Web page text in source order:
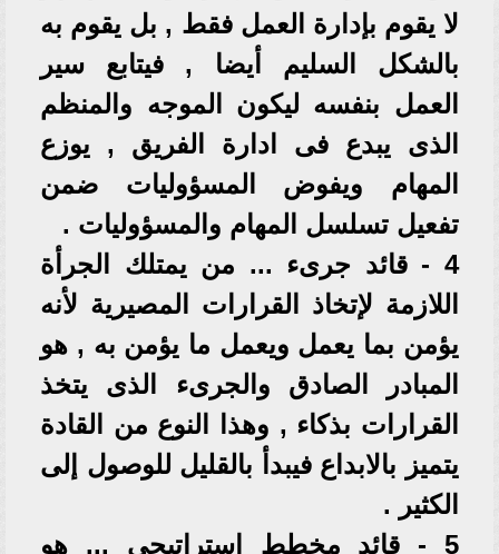
لا يقوم بإدارة العمل فقط , بل يقوم به
بالشكل السليم أيضا , فيتابع سير
العمل بنفسه ليكون الموجه والمنظم
الذى يبدع فى ادارة الفريق , يوزع
المهام ويفوض المسؤوليات ضمن
تفعيل تسلسل المهام والمسؤوليات .
4 - قائد جرىء ... من يمتلك الجرأة
اللازمة لإتخاذ القرارات المصيرية لأنه
يؤمن بما يعمل ويعمل ما يؤمن به , هو
المبادر الصادق والجرىء الذى يتخذ
القرارات بذكاء , وهذا النوع من القادة
يتميز بالابداع فيبدأ بالقليل للوصول إلى
الكثير .
5 - قائد مخطط استراتيجى ... هو